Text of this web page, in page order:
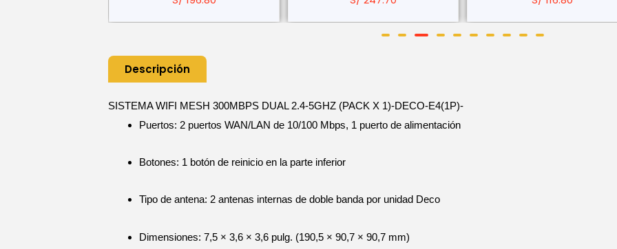
Descripción
SISTEMA WIFI MESH 300MBPS DUAL 2.4-5GHZ (PACK X 1)-DECO-E4(1P)-
Puertos: 2 puertos WAN/LAN de 10/100 Mbps, 1 puerto de alimentación
Botones: 1 botón de reinicio en la parte inferior
Tipo de antena: 2 antenas internas de doble banda por unidad Deco
Dimensiones: 7,5 × 3,6 × 3,6 pulg. (190,5 × 90,7 × 90,7 mm)